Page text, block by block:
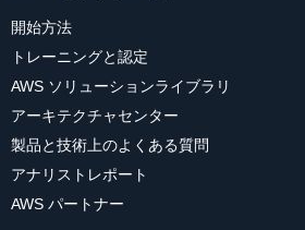
開始方法
トレーニングと認定
AWS ソリューションライブラリ
アーキテクチャセンター
製品と技術上のよくある質問
アナリストレポート
AWS パートナー